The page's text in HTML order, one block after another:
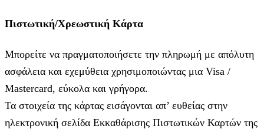
Πιστωτική/Χρεωστική Κάρτα
Μπορείτε να πραγματοποιήσετε την πληρωμή με απόλυτη
ασφάλεια και εχεμύθεια χρησιμοποιώντας μια Visa /
Mastercard, εύκολα και γρήγορα.
Τα στοιχεία της κάρτας εισάγoνται απ’ ευθείας στην
ηλεκτρονική σελίδα Εκκαθάρισης Πιστωτικών Καρτών της